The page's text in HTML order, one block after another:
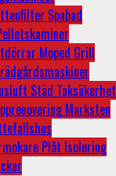
Spabad
Moped Grill
Städ Taksäkerhet
Marksten
Plåt Isolering